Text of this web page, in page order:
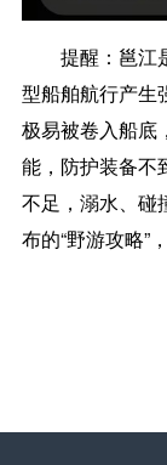
提醒： 邕江
型船舶航行产生
极易被卷入船底
能，防护装备不
不足，溺水、碰
布的“野游攻略”